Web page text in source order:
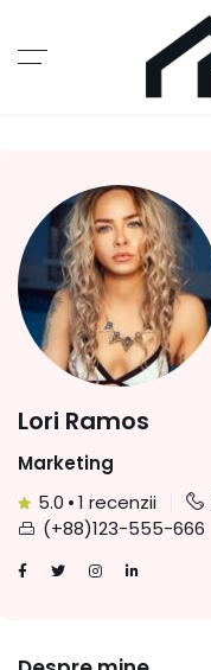
Lori Ramos
Marketing
5.0 •1 recenzii
(+88)123-555-666